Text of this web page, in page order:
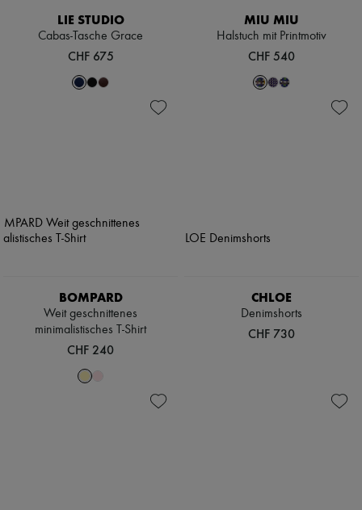
LIE STUDIO
Cabas-Tasche Grace
CHF 675
MIU MIU
Halstuch mit Printmotiv
CHF 540
BOMPARD
Weit geschnittenes
minimalistisches T-Shirt
CHF 240
CHLOE
Denimshorts
CHF 730